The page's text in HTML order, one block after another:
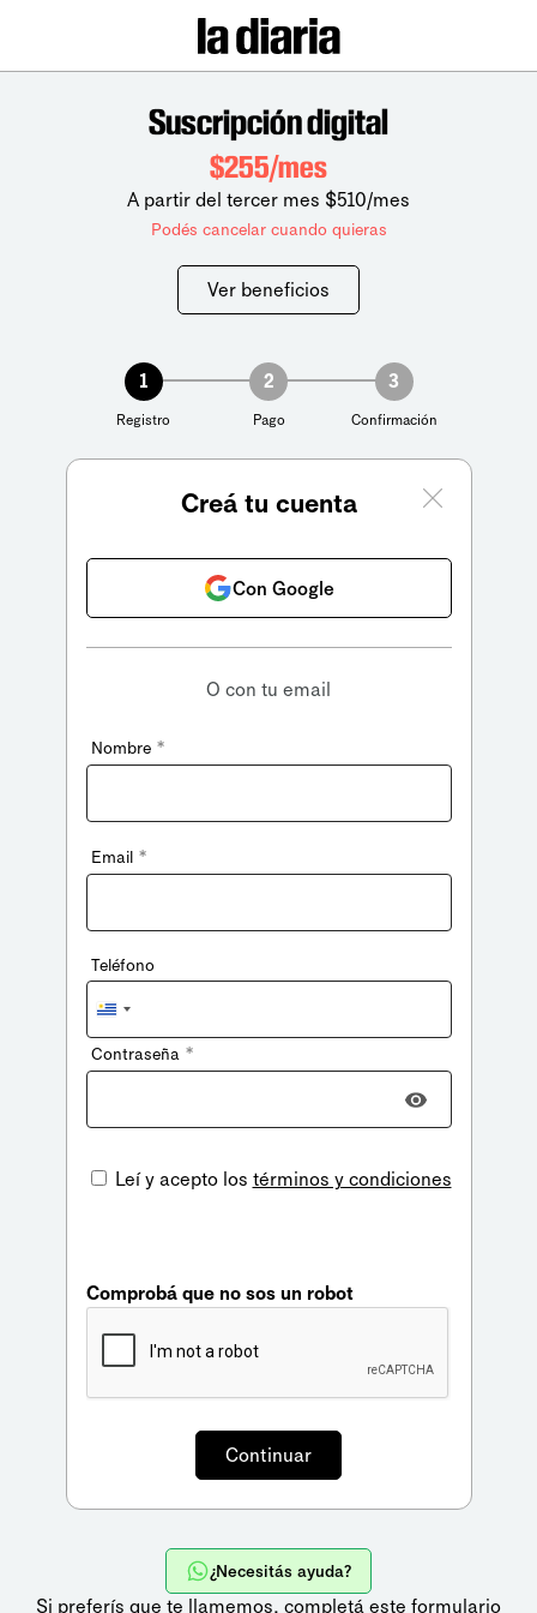
Suscripción digital
$255/mes
A partir del tercer mes $510/mes
Podés cancelar cuando quieras
Ver beneficios
1
Registro
2
Pago
3
Confirmación
Creá tu cuenta
Con Google
O con tu email
Nombre *
Email *
Teléfono
Uruguay
+598
Contraseña *
Leí y acepto los términos y condiciones
Comprobá que no sos un robot
¿Necesitás ayuda?
Si preferís que te llamemos, completá este formulario